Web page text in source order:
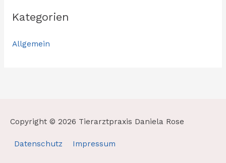
Kategorien
Allgemein
Copyright © 2026 Tierarztpraxis Daniela Rose
Datenschutz Impressum